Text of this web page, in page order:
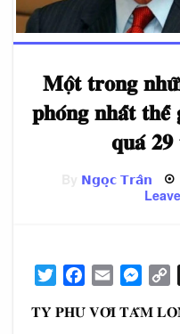
𝐌𝐨̣̂𝐭 𝐭𝐫𝐨𝐧𝐠
𝐩𝐡𝐨́𝐧𝐠 𝐧𝐡𝐚̂́𝐭 𝐭𝐡𝐞̂́
𝐪𝐮𝐚́
𝗡𝗴𝗼̣𝗰 𝗧𝗿𝗮̂𝗻
TwitterFacebook
Email
𝐓𝐘̉ 𝐏𝐇𝐔́ 𝐕𝐎̛́𝐈 𝐓𝐀̂́𝐌